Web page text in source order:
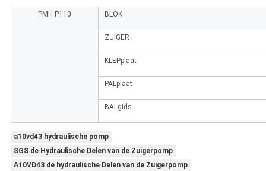
PMH P110 BLOK
ZUIGER
KLEPplaat
PALplaat
BALgids
a10vd43 hydraulische pomp
SGS de Hydraulische Delen van de Zuigerpomp
A10VD43 de hydraulische Delen van de Zuigerpomp